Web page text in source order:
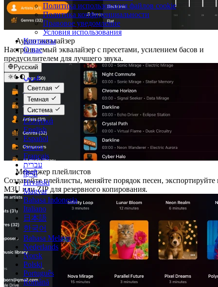
Политика использования файлов cookie
Политика конфиденциальности
Правовое уведомление
Условия использования
Контакты
О нас
Русский
عربي
Català
Čeština
Dansk
Deutsch
Ελληνικά
English
Español
Suomi
Français
עברית
हिन्दी
Hrvatski
Magyar
Bahasa Indonesia
Italiano
日本語
한국어
Bahasa Melayu
Nederlands
Norsk
Polski
Português
Română
Светлая
Темная
Система
Аудио эквалайзер
Настраиваемый эквалайзер с пресетами, усилением басов и
предусилителем для лучшего звука.
Менеджер плейлистов
Создавайте плейлисты, меняйте порядок песен, экспортируйте
M3U или ZIP для резервного копирования.